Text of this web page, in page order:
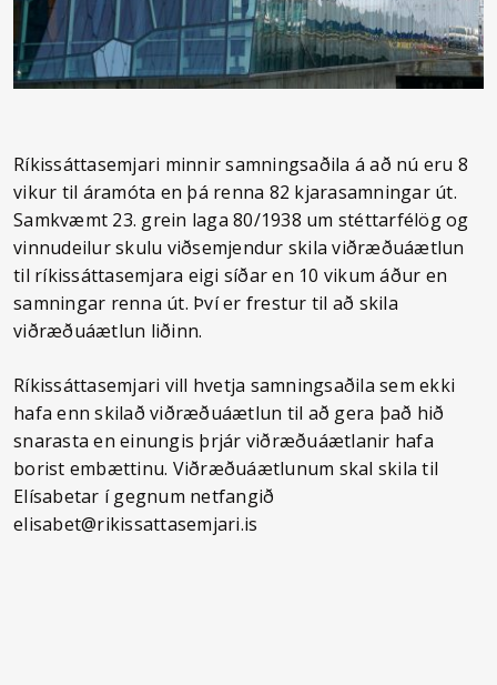
Ríkissáttasemjari minnir samningsaðila á að nú eru 8
vikur til áramóta en þá renna 82 kjarasamningar út.
Samkvæmt 23. grein laga 80/1938 um stéttarfélög og
vinnudeilur skulu viðsemjendur skila viðræðuáætlun
til ríkissáttasemjara eigi síðar en 10 vikum áður en
samningar renna út. Því er frestur til að skila
viðræðuáætlun liðinn.
Ríkissáttasemjari vill hvetja samningsaðila sem ekki
hafa enn skilað viðræðuáætlun til að gera það hið
snarasta en einungis þrjár viðræðuáætlanir hafa
borist embættinu. Viðræðuáætlunum skal skila til
Elísabetar í gegnum netfangið
elisabet@rikissattasemjari.is